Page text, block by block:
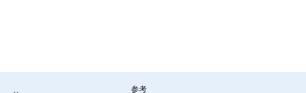
参考